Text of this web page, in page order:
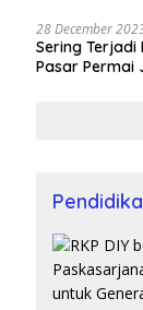
28 December
Sering Terjadi
Pasar Permai